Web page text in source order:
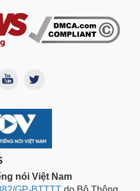
nói Việt Nam